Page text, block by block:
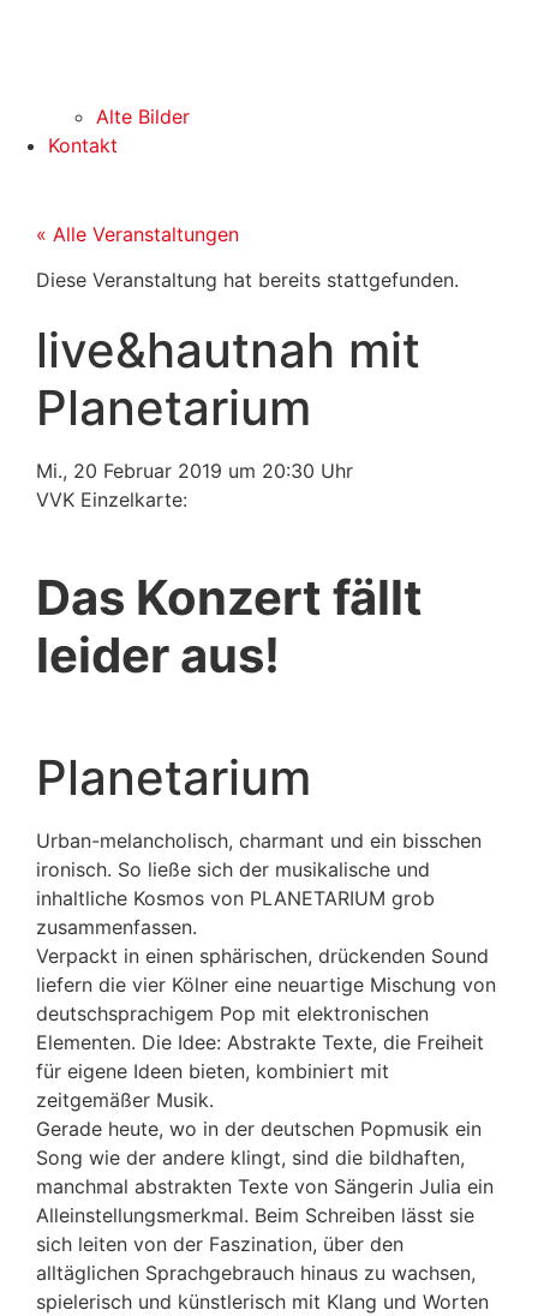
Alte Bilder
Kontakt
« Alle Veranstaltungen
Diese Veranstaltung hat bereits stattgefunden.
live&hautnah mit
Planetarium
Mi., 20 Februar 2019 um 20:30 Uhr
VVK Einzelkarte:
Das Konzert fällt
leider aus!
Planetarium
Urban-melancholisch, charmant und ein bisschen
ironisch. So ließe sich der musikalische und
inhaltliche Kosmos von PLANETARIUM grob
zusammenfassen.
Verpackt in einen sphärischen, drückenden Sound
liefern die vier Kölner eine neuartige Mischung von
deutschsprachigem Pop mit elektronischen
Elementen. Die Idee: Abstrakte Texte, die Freiheit
für eigene Ideen bieten, kombiniert mit
zeitgemäßer Musik.
Gerade heute, wo in der deutschen Popmusik ein
Song wie der andere klingt, sind die bildhaften,
manchmal abstrakten Texte von Sängerin Julia ein
Alleinstellungsmerkmal. Beim Schreiben lässt sie
sich leiten von der Faszination, über den
alltäglichen Sprachgebrauch hinaus zu wachsen,
spielerisch und künstlerisch mit Klang und Worten